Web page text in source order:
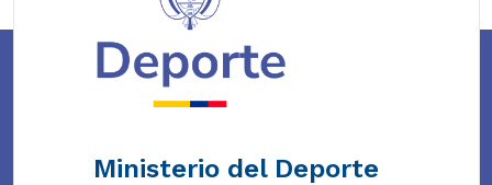
Ministerio del Deporte